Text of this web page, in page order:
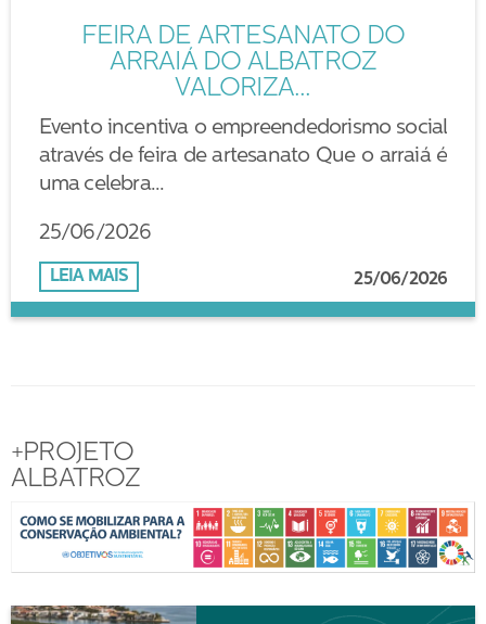
FEIRA DE ARTESANATO DO
ARRAIÁ DO ALBATROZ
VALORIZA...
Evento incentiva o empreendedorismo social
através de feira de artesanato Que o arraiá é
uma celebra...
25/06/2026
25/06/2026
LEIA MAIS
+PROJETO
ALBATROZ